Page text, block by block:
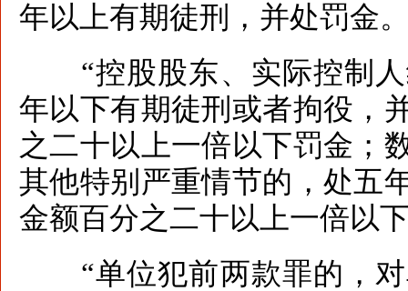
年以上有期徒刑，并处罚金
“控股股东、实际控制人
年以下有期徒刑或者拘役，
之二十以上一倍以下罚金；
其他特别严重情节的，处五
金额百分之二十以上一倍以
“单位犯前两款罪的，对